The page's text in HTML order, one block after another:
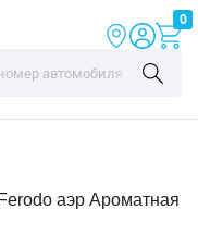
0
аэр Ароматная